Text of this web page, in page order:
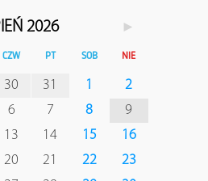
2026 ►
CZW PT SOB NIE
30 31 1
2
6 7 8
9
13 14 15
16
20 21 22
23